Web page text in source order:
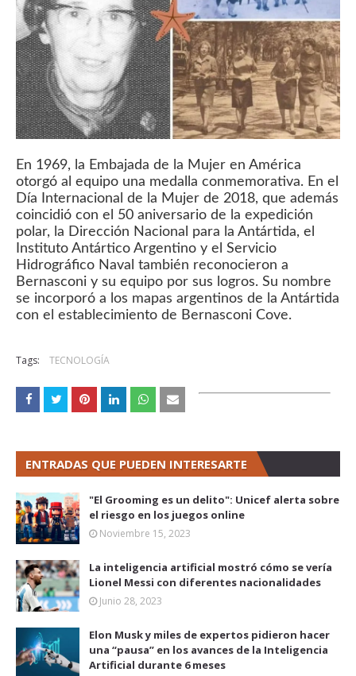
En 1969, la Embajada de la Mujer en América
otorgó al equipo una medalla conmemorativa. En el
Día Internacional de la Mujer de 2018, que además
coincidió con el 50 aniversario de la expedición
polar, la Dirección Nacional para la Antártida, el
Instituto Antártico Argentino y el Servicio
Hidrográfico Naval también reconocieron a
Bernasconi y su equipo por sus logros. Su nombre
se incorporó a los mapas argentinos de la Antártida
con el establecimiento de Bernasconi Cove.
Tags: TECNOLOGÍA
ENTRADAS QUE PUEDEN INTERESARTE
"El Grooming es un delito": Unicef alerta sobre
el riesgo en los juegos online
Noviembre 15, 2023
La inteligencia artificial mostró cómo se vería
Lionel Messi con diferentes nacionalidades
Junio 28, 2023
Elon Musk y miles de expertos pidieron hacer
una “pausa” en los avances de la Inteligencia
Artificial durante 6 meses